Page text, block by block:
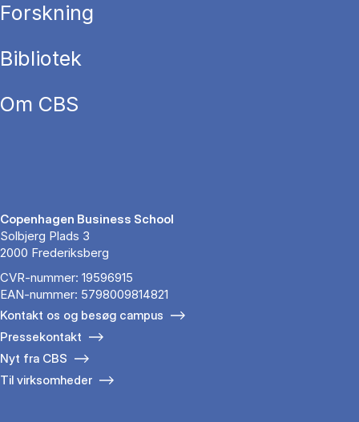
Forskning
Bibliotek
Om CBS
Copenhagen Business School
Solbjerg Plads 3
2000 Frederiksberg
CVR-nummer: 19596915
EAN-nummer: 5798009814821
Kontakt os og besøg campus
Pressekontakt
Nyt fra CBS
Til virksomheder